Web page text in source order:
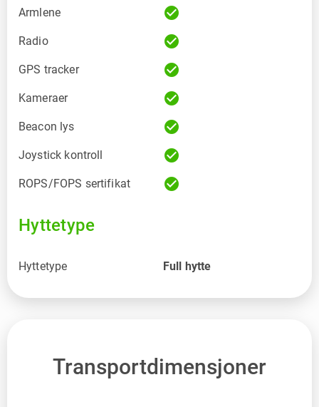
Armlene check_circle
Radio check_circle
GPS tracker check_circle
Kameraer check_circle
Beacon lys check_circle
Joystick kontroll check_circle
ROPS/FOPS sertifikat check_circle
Hyttetype
Hyttetype Full hytte
Transportdimensjoner